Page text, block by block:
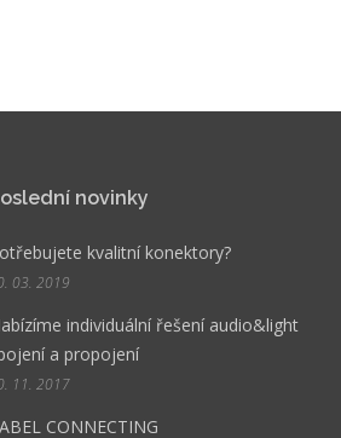
novinky
kvalitní konektory?
03. 2019
individuální řešení audio&light
a propojení
11. 2017
CONNECTING